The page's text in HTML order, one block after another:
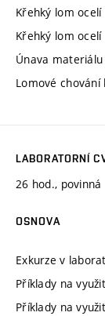
Křehký lom
Křehký lom
Únava materiálu
Lomové
LABORATORNÍ
26 hod., povinná
OSNOVA
Exkurze v
Příklady na
Příklady na